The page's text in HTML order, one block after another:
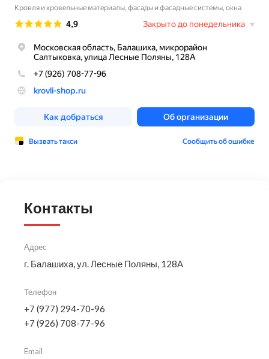
Контакты
Адрес
г. Балашиха, ул. Лесные Поляны, 128А
Телефон
+7 (977) 294-70-96
+7 (926) 708-77-96
Email